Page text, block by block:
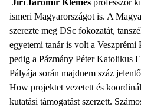
ismeri Magyarországot is. A
szerezte meg DSc fokozatát,
egyetemi tanár is volt a Veszprémi
pedig a Pázmány Péter Katolikus
Pályája során majdnem száz
How projektet vezetett és
kutatási támogatást szerzett.